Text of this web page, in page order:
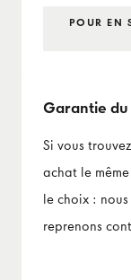
POUR EN
Garantie du
Si vous
achat le
le choix :
reprenons